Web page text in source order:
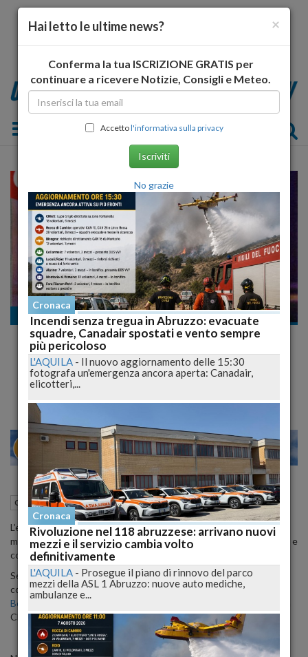
Toggle navigation
Cronaca nazionale
E' la pallavolista di serie A2 Nabila Chihab, la
nuova fiamma di Bobo Vieri
Beccati a Roma sotto le stelle tra baci infuocati
MILANO 27 29
Cronaca nazionale 12 Settembre 2012 12:14
L’ex calciatore di serie A, classe 1973, ha trascorso un periodo
movimentato trapresunti flirt(ad esempio con Veronica Angeloni e
con
Nicole Minetti), ma adesso sembra essersi sistemato…
Sembra aver dimenticato del tutto la sua lunga relazione
con
Melissa Satta, la quale è promessa sposa diKevin Prince
Boateng
Chihab, la bella pallavolista di serie A2.
×
Hai letto le ultime news?
Conferma la tua ISCRIZIONE GRATIS per
continuare a ricevere Notizie, Consigli e Meteo.
Accettol'informativa sulla privacy
Iscriviti
No grazie
Cronaca
Incendi senza tregua in Abruzzo: evacuate
squadre, Canadair spostati e vento sempre
più pericoloso
L'AQUILA - Il nuovo aggiornamento delle 15:30
fotografa un'emergenza ancora aperta: Canadair,
elicotteri,...
Cronaca
Rivoluzione nel 118 abruzzese: arrivano nuovi
mezzi e il servizio cambia volto
definitivamente
L'AQUILA - Prosegue il piano di rinnovo del parco
mezzi della ASL 1 Abruzzo: nuove auto mediche,
ambulanze e...